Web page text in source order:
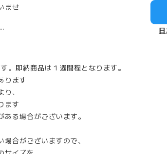
いませ
。即納商品は１週間程となります。
ります
、
ます
る場合がございます。
合がございますので、